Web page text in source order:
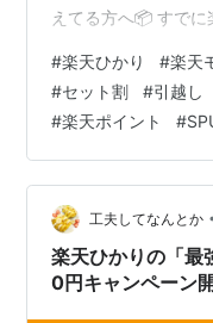
えてる方へ📦 すでに
します📶 📢 楽天モ
らの契約で 最大
てお得です👇 👉
ひかりの料金(マン
る光回線サービスで
#楽天ひかり #楽天
#セット割 #引越し
#楽天ポイント #
工夫してなんとか
楽天ひかりの「最
0円キャンペーン